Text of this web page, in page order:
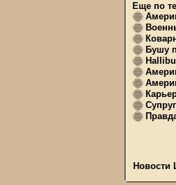
Еще по
Бушу
Новости